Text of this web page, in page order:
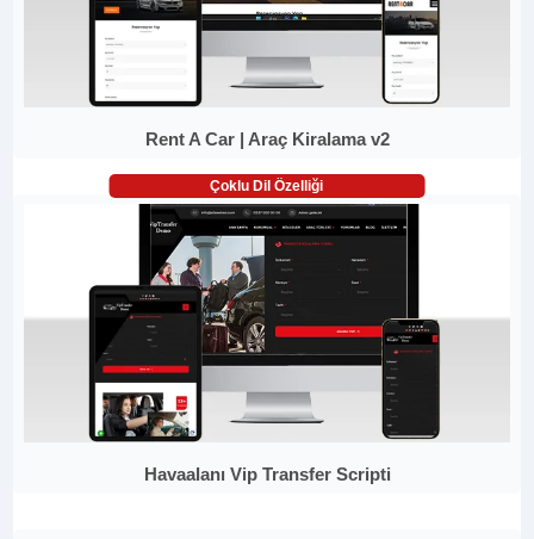
Rent A Car | Araç Kiralama v2
Çoklu Dil Özelliği
Havaalanı Vip Transfer Scripti